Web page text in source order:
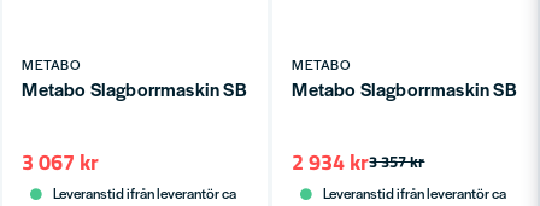
METABO
Metabo Slagborrmaskin SB 18 Set 18V Workshop (2x2,0ah)
3 067 kr
Leveranstid ifrån leverantör ca
METABO
Metabo Slagborrmaskin SB
3 357 kr
2 934 kr
Leveranstid ifrån leverantör ca